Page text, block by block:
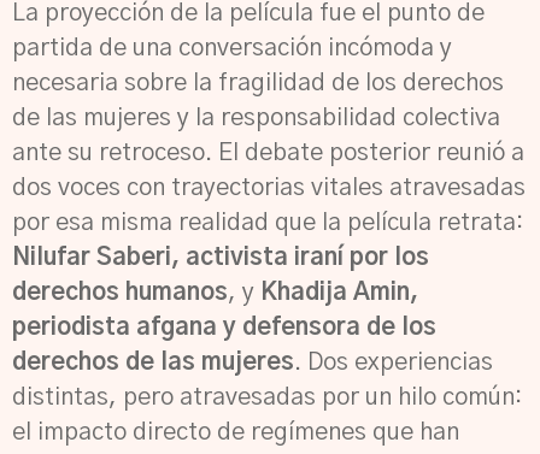
La proyección de la película fue el punto de
partida de una conversación incómoda y
necesaria sobre la fragilidad de los derechos
de las mujeres y la responsabilidad colectiva
ante su retroceso. El debate posterior reunió a
dos voces con trayectorias vitales atravesadas
por esa misma realidad que la película retrata:
Nilufar Saberi, activista iraní por los
derechos humanos, y Khadija Amin,
periodista afgana y defensora de los
derechos de las mujeres. Dos experiencias
distintas, pero atravesadas por un hilo común:
el impacto directo de regímenes que han